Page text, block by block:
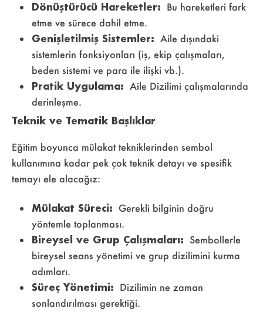
Dönüştürücü Hareketler: Bu hareketleri fark
etme ve sürece dahil etme.
Genişletilmiş Sistemler: Aile dışındaki
sistemlerin fonksiyonları (iş, ekip çalışmaları,
beden sistemi ve para ile ilişki vb.).
Pratik Uygulama: Aile Dizilimi çalışmalarında
derinleşme.
Teknik ve Tematik Başlıklar
Eğitim boyunca mülakat tekniklerinden sembol
kullanımına kadar pek çok teknik detayı ve spesifik
temayı ele alacağız:
Mülakat Süreci: Gerekli bilginin doğru
yöntemle toplanması.
Bireysel ve Grup Çalışmaları: Sembollerle
bireysel seans yönetimi ve grup dizilimini kurma
adımları.
Süreç Yönetimi: Dizilimin ne zaman
sonlandırılması gerektiği.